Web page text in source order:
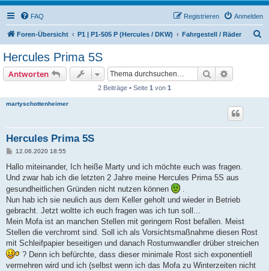
FAQ Anmelden
Registrieren
Foren-Übersicht P1 | P1-505 P (Hercules / DKW) Fahrgestell / Räder
Hercules Prima 5S
Antworten Suche
2 Beiträge • Seite 1 von 1
martyschottenheimer
Hercules Prima 5S
B
i
r
a
g
12.06.2020 18:55
Hallo miteinander, Ich heiße Marty und ich möchte euch was fragen.
Und zwar hab ich die letzten 2 Jahre meine Hercules Prima 5S aus
gesundheitlichen Gründen nicht nutzen können
.
Nun hab ich sie neulich aus dem Keller geholt und wieder in Betrieb
gebracht. Jetzt woltte ich euch fragen was ich tun soll...
Mein Mofa ist an manchen Stellen mit geringem Rost befallen. Meist
Stellen die verchromt sind. Soll ich als Vorsichtsmaßnahme diesen Rost
mit Schleifpapier beseitigen und danach Rostumwandler drüber streichen
? Denn ich befürchte, dass dieser minimale Rost sich exponentiell
vermehren wird und ich (selbst wenn ich das Mofa zu Winterzeiten nicht